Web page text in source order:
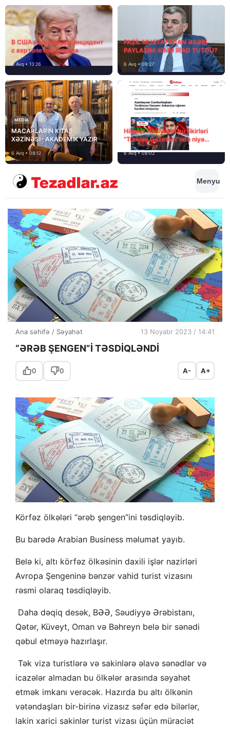
В США расследуют инцидент
с вертолетом Трампа
6 Avq • 13:26
FAZİL MUSTAFADAN ƏSƏBİ
PAYLAŞIM: KİMƏ İRAD TUTDU?
6 Avq • 09:27
MEDİA
MACARLARIN KİTAB
XƏZİNƏSİ- AKADEMİK YAZIR
6 Avq • 08:12
Hikmət Hacıyevin bu fikirləri
“Türkiye Gazetesi”ndə niyə
təhrif edilib?
6 Avq • 08:02
Menyu
Ana səhifə / Səyahət 13 Noyabr 2023 / 14:41
“ƏRƏB ŞENGEN”İ TƏSDİQLƏNDİ
0 0 A- A+
Körfəz ölkələri “ərəb şengen”ini təsdiqləyib.
Bu barədə Arabian Business məlumat yayıb.
Belə ki, altı körfəz ölkəsinin daxili işlər nazirləri
Avropa Şengeninə bənzər vahid turist vizasını
rəsmi olaraq təsdiqləyib.
Daha dəqiq desək, BƏƏ, Səudiyyə Ərəbistanı,
Qətər, Küveyt, Oman və Bəhreyn belə bir sənədi
qəbul etməyə hazırlaşır.
Tək viza turistlərə və sakinlərə əlavə sənədlər və
icazələr almadan bu ölkələr arasında səyahət
etmək imkanı verəcək. Hazırda bu altı ölkənin
vətəndaşları bir-birinə vizasız səfər edə bilərlər,
lakin xarici sakinlər turist vizası üçün müraciət